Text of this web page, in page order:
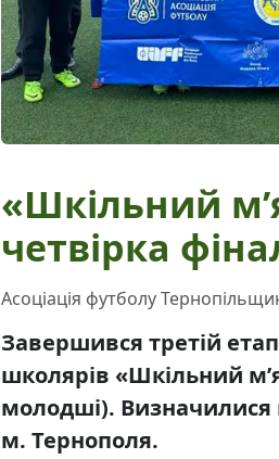
«Шкільний
четвірка
Асоціація футболу
Завершився третій
школярів «Шкільний
молодші). Визначилися
м. Тернополя.